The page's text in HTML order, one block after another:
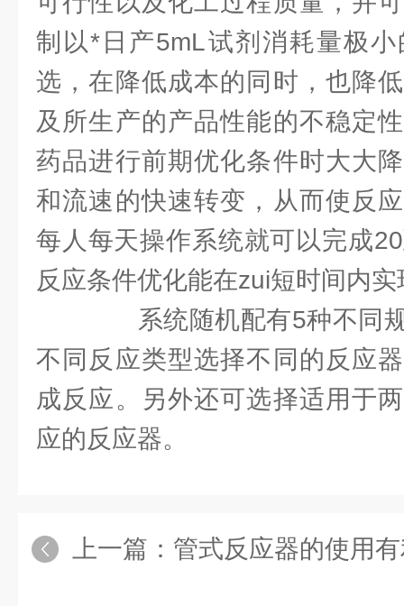
制以*日产5mL试剂消耗量极
选，在降低成本的同时，也降
及所生产的产品性能的不稳定
药品进行前期优化条件时大大
和流速的快速转变，从而使反
每人每天操作系统就可以完成
反应条件优化能在zui短时间内实
系统随机配有5种不同规
不同反应类型选择不同的反应
成反应。另外还可选择适用于
应的反应器。
上一篇： 管式反应器的使用有利